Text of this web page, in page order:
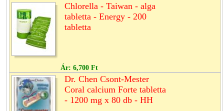
Chlorella - Taiwan - alga
tabletta - Energy - 200
tabletta
Ár: 6,700 Ft
Dr. Chen Csont-Mester
Coral calcium Forte tabletta
- 1200 mg x 80 db - HH